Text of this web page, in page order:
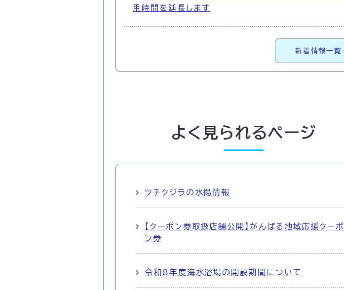
用時間を延長します
新着情報一覧
よく見られるページ
ツチクジラの水揚情報
【クーポン券取扱店舗公開】がんばる地域応援クーポ
ン券
令和8年度海水浴場の開設期間について